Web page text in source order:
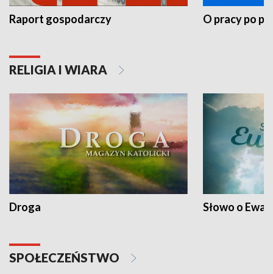
Raport gospodarczy O pracy po
RELIGIA I WIARA
Droga Słowo o
SPOŁECZEŃSTWO